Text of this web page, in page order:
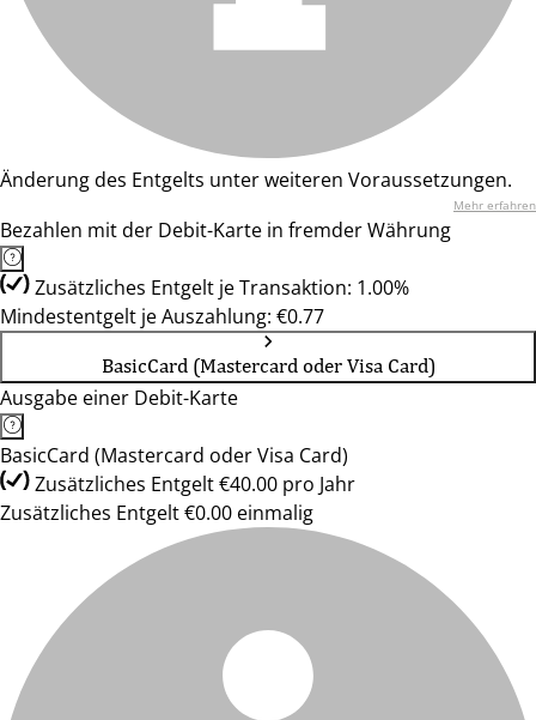
Änderung des Entgelts unter weiteren Voraussetzungen.
Mehr erfahren
Bezahlen mit der Debit-Karte in fremder Währung
Zusätzliches Entgelt je Transaktion: 1.00%
Mindestentgelt je Auszahlung: €0.77
BasicCard (Mastercard oder Visa Card)
Ausgabe einer Debit-Karte
BasicCard (Mastercard oder Visa Card)
Zusätzliches Entgelt €40.00 pro Jahr
Zusätzliches Entgelt €0.00 einmalig